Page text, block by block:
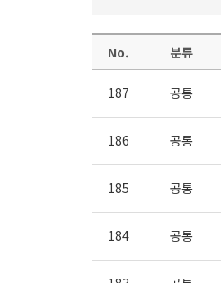
No. 분류
187 공통
186 공통
185 공통
184 공통